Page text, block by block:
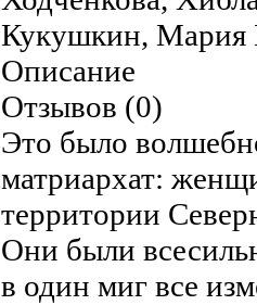
Кукушкин, Мария
Описание
Отзывов (0)
Это было
матриархат:
территории
Они были
в один миг все